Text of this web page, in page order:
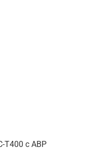
Т400 с АВР